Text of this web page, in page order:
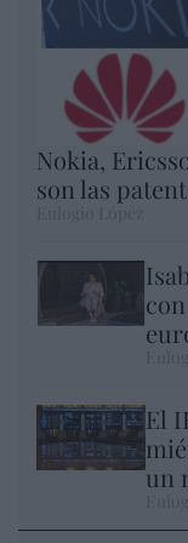
Nokia,
son las
El
un